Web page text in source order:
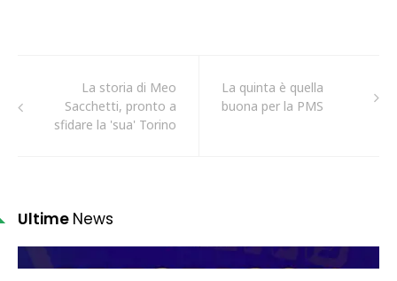
La storia di Meo
Sacchetti, pronto a
sfidare la 'sua' Torino
La quinta è quella
buona per la PMS
Ultime News